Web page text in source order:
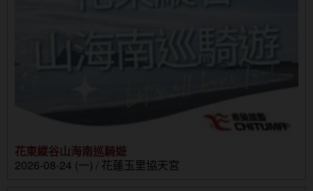
花東縱谷山海南巡騎遊
2026-08-24 (一) / 花蓮玉里協天宮